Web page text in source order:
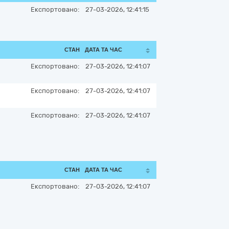
Експортовано: 27-03-2026, 12:41:15
СТАН ДАТА ТА ЧАС
Експортовано: 27-03-2026, 12:41:07
Експортовано: 27-03-2026, 12:41:07
Експортовано: 27-03-2026, 12:41:07
СТАН ДАТА ТА ЧАС
Експортовано: 27-03-2026, 12:41:07